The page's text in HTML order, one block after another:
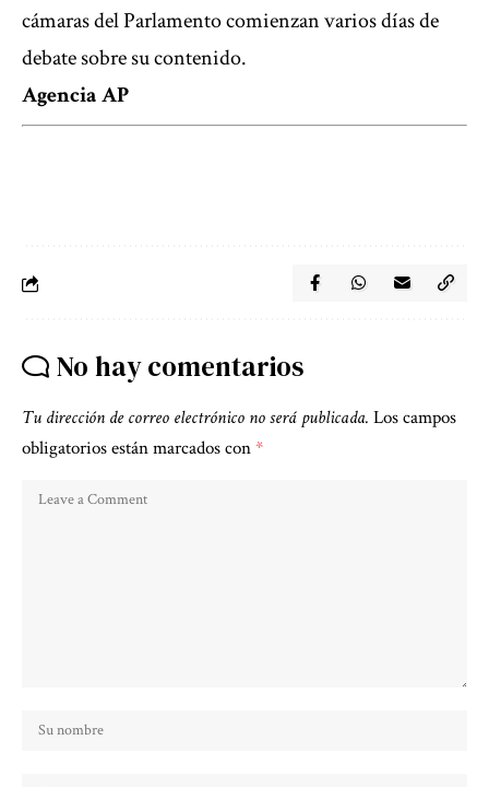
cámaras del Parlamento comienzan varios días de
debate sobre su contenido.
Agencia AP
No hay comentarios
Tu dirección de correo electrónico no será publicada. Los campos
obligatorios están marcados con*